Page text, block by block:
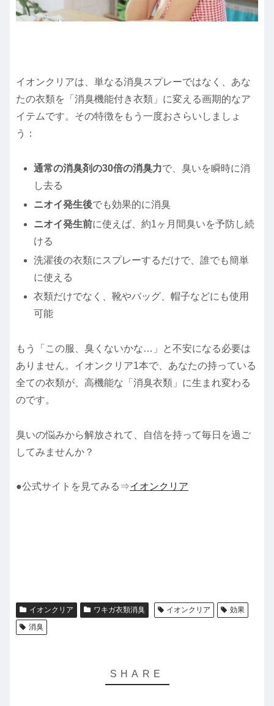
イオンクリアは、単なる消臭スプレーではなく、あな
たの衣類を「消臭機能付き衣類」に変える画期的なア
イテムです。その特徴をもう一度おさらいしましょ
う：
通常の消臭剤の30倍の消臭力で、臭いを瞬時に消
し去る
ニオイ発生後でも効果的に消臭
ニオイ発生前に使えば、約1ヶ月間臭いを予防し続
ける
洗濯後の衣類にスプレーするだけで、誰でも簡単
に使える
衣類だけでなく、靴やバッグ、帽子などにも使用
可能
もう「この服、臭くないかな…」と不安になる必要は
ありません。イオンクリア1本で、あなたの持っている
全ての衣類が、高機能な「消臭衣類」に生まれ変わる
のです。
臭いの悩みから解放されて、自信を持って毎日を過ご
してみませんか？
●公式サイトを見てみる⇒イオンクリア
イオンクリア ワキガ衣類消臭 イオンクリア
効果
消臭